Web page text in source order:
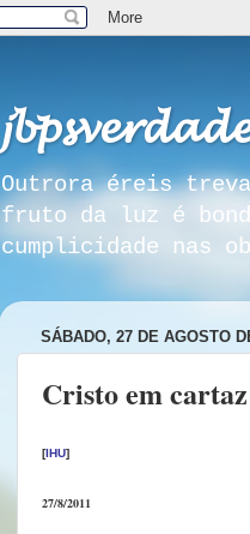
Outrora éreis
fruto da luz é
cumplicidade nas
SÁBADO, 27 DE AGOSTO
Cristo em
[IHU]
27/8/2011